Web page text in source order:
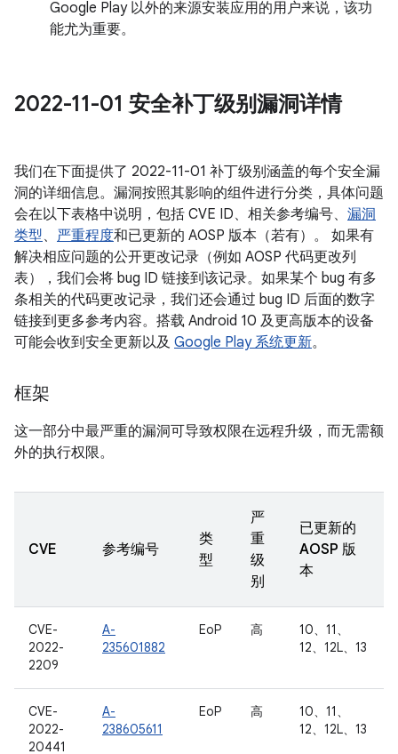
Google Play 以外的来源安装应用的用户来说，该功
能尤为重要。
2022-11-01 安全补丁级别漏洞详情
我们在下面提供了 2022-11-01 补丁级别涵盖的每个安全漏
洞的详细信息。漏洞按照其影响的组件进行分类，具体问题
会在以下表格中说明，包括 CVE ID、相关参考编号、 漏洞
类型、 严重程度和已更新的 AOSP 版本（若有）。 如果有
解决相应问题的公开更改记录（例如 AOSP 代码更改列
表），我们会将 bug ID 链接到该记录。如果某个 bug 有多
条相关的代码更改记录，我们还会通过 bug ID 后面的数字
链接到更多参考内容。搭载 Android 10 及更高版本的设备
可能会收到安全更新以及 Google Play 系统更新。
框架
这一部分中最严重的漏洞可导致权限在远程升级，而无需额
外的执行权限。
CVE 参考编号
类
型
严
重
级
别
已更新的
AOSP 版
本
CVE-
2022-
2209
A-
235601882
EoP 高
10、11、
12、12L、13
CVE-
2022-
20441
A-
238605611
EoP 高
10、11、
12、12L、13